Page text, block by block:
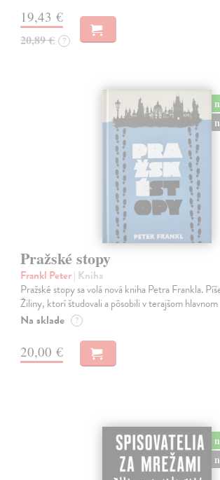
19,43 €
20,89 € ?
Pražské stopy
Frankl Peter| Kniha
Pražské stopy sa volá nová kniha Petra Frankla.
Žiliny, ktorí študovali a pôsobili v terajšom
Na sklade ?
20,00 €